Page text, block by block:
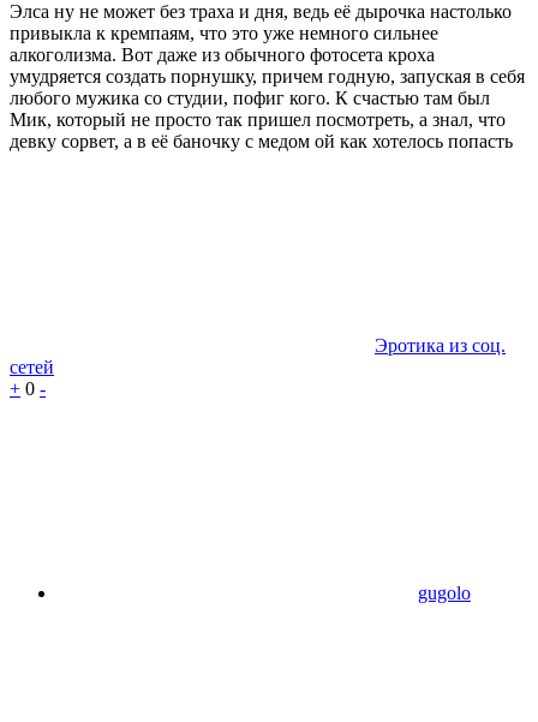
Элса ну не может без траха и дня, ведь её дырочка настолько
привыкла к кремпаям, что это уже немного сильнее
алкоголизма. Вот даже из обычного фотосета кроха
умудряется создать порнушку, причем годную, запуская в себя
любого мужика со студии, пофиг кого. К счастью там был
Мик, который не просто так пришел посмотреть, а знал, что
девку сорвет, а в её баночку с медом ой как хотелось попасть
Эротика из соц.
сетей
+ 0 -
gugolo